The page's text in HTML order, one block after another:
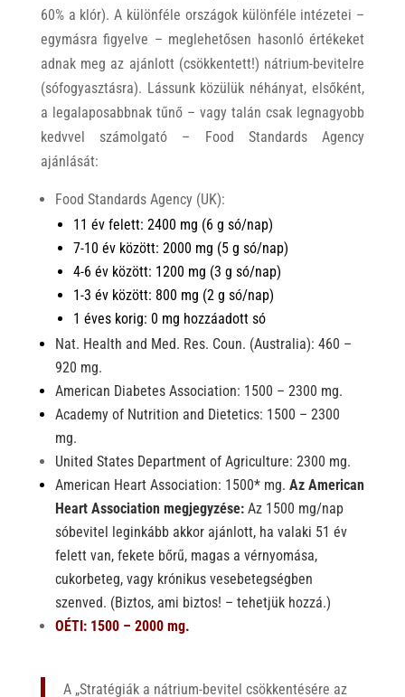
60% a klór). A különféle országok különféle intézetei –
egymásra figyelve – meglehetősen hasonló értékeket
adnak meg az ajánlott (csökkentett!) nátrium-bevitelre
(sófogyasztásra). Lássunk közülük néhányat, elsőként,
a legalaposabbnak tűnő – vagy talán csak legnagyobb
kedvvel számolgató – Food Standards Agency
ajánlását:
Food Standards Agency (UK):
11 év felett: 2400 mg (6 g só/nap)
7-10 év között: 2000 mg (5 g só/nap)
4-6 év között: 1200 mg (3 g só/nap)
1-3 év között: 800 mg (2 g só/nap)
1 éves korig: 0 mg hozzáadott só
Nat. Health and Med. Res. Coun. (Australia): 460 –
920 mg.
American Diabetes Association: 1500 – 2300 mg.
Academy of Nutrition and Dietetics: 1500 – 2300
mg.
United States Department of Agriculture: 2300 mg.
American Heart Association: 1500* mg. Az American
Heart Association megjegyzése:Az 1500 mg/nap
sóbevitel leginkább akkor ajánlott, ha valaki 51 év
felett van, fekete bőrű, magas a vérnyomása,
cukorbeteg, vagy krónikus vesebetegségben
szenved. (Biztos, ami biztos! – tehetjük hozzá.)
OÉTI: 1500 – 2000 mg.
A „Stratégiák a nátrium-bevitel csökkentésére az